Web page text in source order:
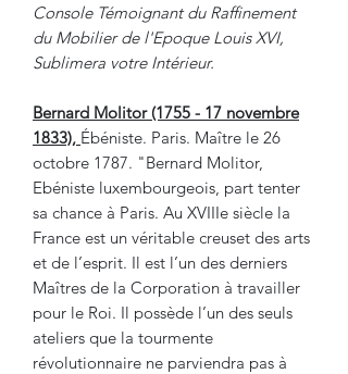
Console Témoignant du Raffinement
du Mobilier de l'Epoque Louis XVI,
Sublimera votre Intérieur.
Bernard Molitor (1755 - 17 novembre
1833), Ébéniste. Paris. Maître le 26
octobre 1787. "Bernard Molitor,
Ebéniste luxembourgeois, part tenter
sa chance à Paris. Au XVIIIe siècle la
France est un véritable creuset des arts
et de l’esprit. Il est l’un des derniers
Maîtres de la Corporation à travailler
pour le Roi. Il possède l’un des seuls
ateliers que la tourmente
révolutionnaire ne parviendra pas à